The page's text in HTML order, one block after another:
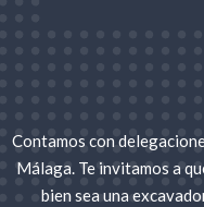
Contamos con
Málaga. Te invitamos a
bien sea una